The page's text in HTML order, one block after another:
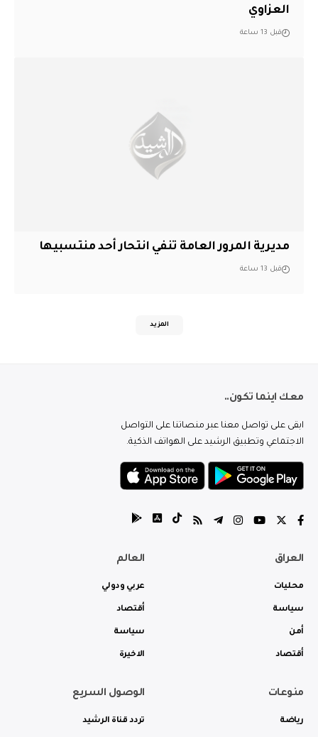
العزاوي
قبل 13 ساعة
مديرية المرور العامة تنفي انتحار أحد منتسبيها
قبل 13 ساعة
المزيد
معك اينما تكون..
ابقى على تواصل معنا عبر منصاتنا على التواصل
الاجتماعي وتطبيق الرشيد على الهواتف الذكية.
العراق
محليات
سياسة
أمن
أقتصاد
العالم
عربي ودولي
أقتصاد
سياسة
الاخيرة
منوعات
رياضة
الوصول السريع
تردد قناة الرشيد